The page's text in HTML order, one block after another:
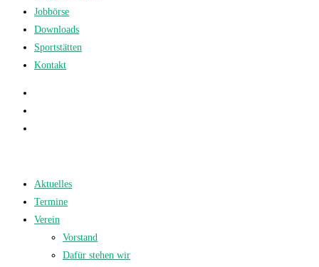
Jobbörse
Downloads
Sportstätten
Kontakt
Aktuelles
Termine
Verein
Vorstand
Dafür stehen wir